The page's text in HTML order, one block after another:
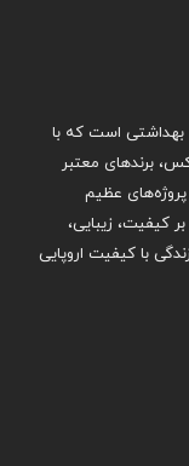
است که با
برندهای معتبر
پروژه‌های عظیم
کیفیت، زیبایی،
با کیفیت اروپایی